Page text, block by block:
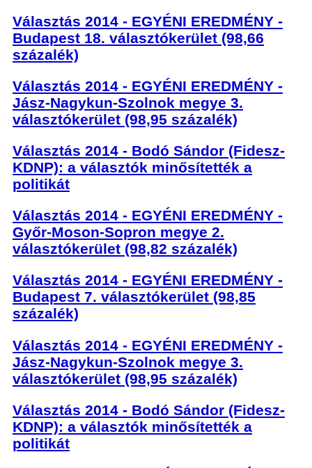
Választás 2014 - EGYÉNI EREDMÉNY -
Budapest 18. választókerület (98,66
százalék)
Választás 2014 - EGYÉNI EREDMÉNY -
Jász-Nagykun-Szolnok megye 3.
választókerület (98,95 százalék)
Választás 2014 - Bodó Sándor (Fidesz-
KDNP): a választók minősítették a
politikát
Választás 2014 - EGYÉNI EREDMÉNY -
Győr-Moson-Sopron megye 2.
választókerület (98,82 százalék)
Választás 2014 - EGYÉNI EREDMÉNY -
Budapest 7. választókerület (98,85
százalék)
Választás 2014 - EGYÉNI EREDMÉNY -
Jász-Nagykun-Szolnok megye 3.
választókerület (98,95 százalék)
Választás 2014 - Bodó Sándor (Fidesz-
KDNP): a választók minősítették a
politikát